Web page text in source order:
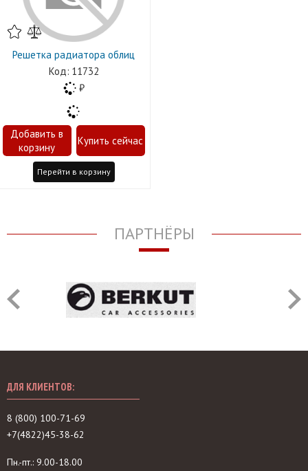
Решетка радиатора облиц
11732
Перейти в корзину
ПАРТНЁРЫ
ДЛЯ КЛИЕНТОВ:
8 (800) 100-71-69
+7(4822)45-38-62
Пн.-пт.: 9.00-18.00